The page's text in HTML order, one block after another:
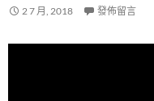
2 7 月, 2018 發佈留言